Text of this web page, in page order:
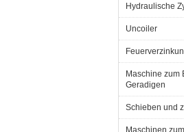
Hydraulische
Uncoiler
Maschine zum
Geradigen
Schieben und
Maschinen